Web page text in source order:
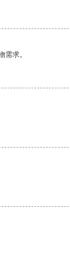
求。